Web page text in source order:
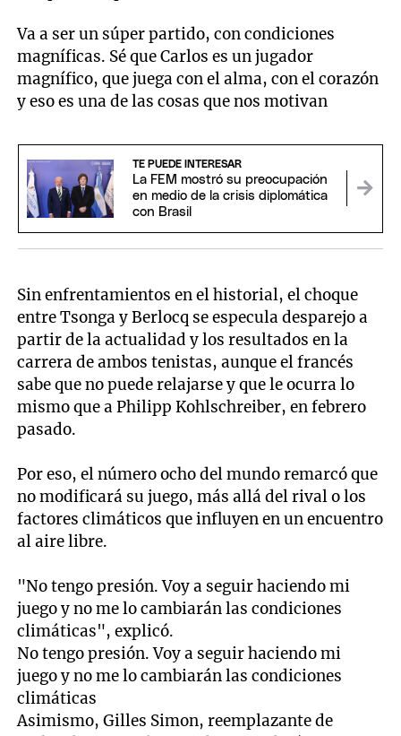
Va a ser un súper partido, con condiciones
magníficas. Sé que Carlos es un jugador
magnífico, que juega con el alma, con el corazón
y eso es una de las cosas que nos motivan
TE PUEDE INTERESAR
La FEM mostró su preocupación
en medio de la crisis diplomática
con Brasil
Sin enfrentamientos en el historial, el choque
entre Tsonga y Berlocq se especula desparejo a
partir de la actualidad y los resultados en la
carrera de ambos tenistas, aunque el francés
sabe que no puede relajarse y que le ocurra lo
mismo que a Philipp Kohlschreiber, en febrero
pasado.
Por eso, el número ocho del mundo remarcó que
no modificará su juego, más allá del rival o los
factores climáticos que influyen en un encuentro
al aire libre.
"No tengo presión. Voy a seguir haciendo mi
juego y no me lo cambiarán las condiciones
climáticas", explicó.
No tengo presión. Voy a seguir haciendo mi
juego y no me lo cambiarán las condiciones
climáticas
Asimismo, Gilles Simon, reemplazante de